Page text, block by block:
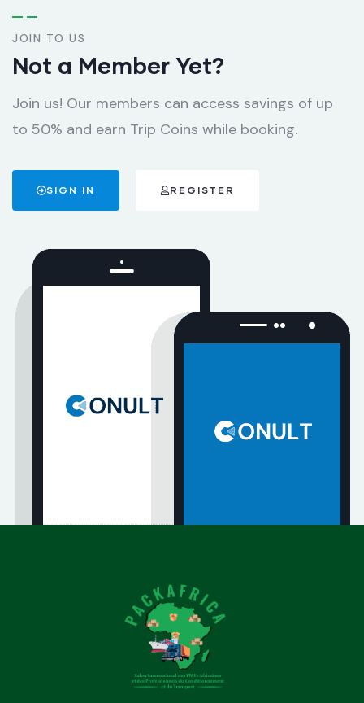
JOIN TO US
Not a Member Yet?
Join us! Our members can access savings of up
to 50% and earn Trip Coins while booking.
SIGN IN REGISTER